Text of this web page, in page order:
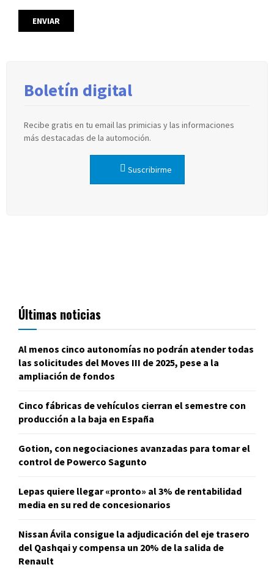
Boletín digital
Recibe gratis en tu email las primicias y las informaciones
más destacadas de la automoción.
Suscribirme
Últimas noticias
Al menos cinco autonomías no podrán atender todas
las solicitudes del Moves III de 2025, pese a la
ampliación de fondos
Cinco fábricas de vehículos cierran el semestre con
producción a la baja en España
Gotion, con negociaciones avanzadas para tomar el
control de Powerco Sagunto
Lepas quiere llegar «pronto» al 3% de rentabilidad
media en su red de concesionarios
Nissan Ávila consigue la adjudicación del eje trasero
del Qashqai y compensa un 20% de la salida de
Renault